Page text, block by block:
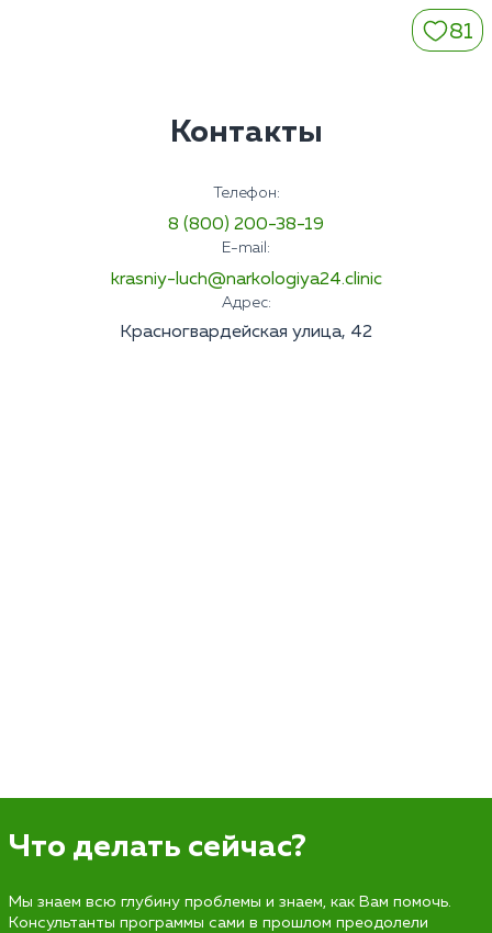
81
Контакты
Телефон:
8 (800) 200-38-19
E-mail:
krasniy-luch@narkologiya24.clinic
Адрес:
Красногвардейская улица, 42
Что делать сейчас?
Мы знаем всю глубину проблемы и знаем, как Вам помочь.
Консультанты программы сами в прошлом преодолели